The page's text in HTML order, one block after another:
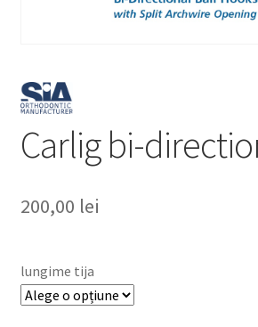
Carlig bi-
200,00 lei
lungime tija